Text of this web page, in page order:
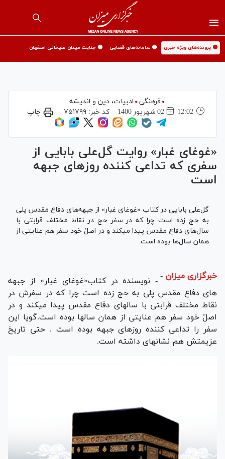
🟡 پرونده‌های ویژه خبری 🟡 سامانه‌های قضایی 🟡 جنایت میدان علیخانی اصفهان
فرهنگی
ادبیات، دین و اندیشه
12:02
02 شهريور 1400 کد خبر:۷۵۱۷۹۹ چاپ
«غوغای غبار» روایت گل‌علی بابایی از
سفری که تداعی کننده روزهای جبهه
است
گل‌علی بابایی در کتاب «غوغای غبار» از جبهه‏‌های دفاع مقدس پلی
به حج زده است چرا که در سفر حج در نقاط مختلف قرابتی با
سال‌های دفاع مقدس پیدا میکند و در اصلً خود سفر هم عنایتی از
همان سال‌ها بوده است.
خبرگزاری میزان - - نویسنده در کتاب«غوغای غبار» از جبهه
های دفاع مقدس پلی به حج زده است چرا که در سفرش در
نقاط مختلف قرابتی با سالهای دفاع مقدس پیدا میکند و در
اصلً خود سفر هم عنایتی از همان سالها بوده است.گویا این
سفر را تداعی کننده روزهای جبهه بوده است . حتی تاریخ
عزیمتش هم نشانهای داشته است.